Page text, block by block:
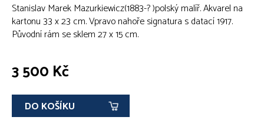
Stanislav Marek Mazurkiewicz(1883-? )polský malíř. Akvarel na
kartonu 33 x 23 cm. Vpravo nahoře signatura s datací 1917.
Původní rám se sklem 27 x 15 cm.
3 500 Kč
DO KOŠÍKU